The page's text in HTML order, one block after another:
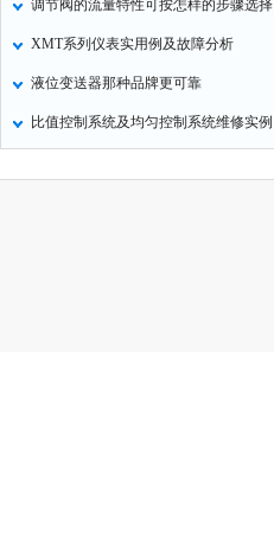
调节阀的流量特性可按怎样的步骤选择
XMT系列仪表实用例及故障分析
液位变送器那种品牌更可靠
比值控制系统及均匀控制系统维修实例